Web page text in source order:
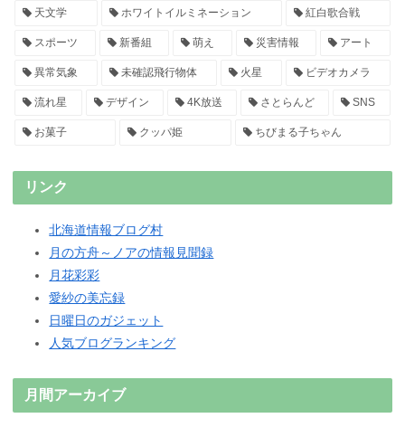
天文学 ホワイトイルミネーション 紅白歌合戦
スポーツ 新番組 萌え 災害情報 アート
異常気象 未確認飛行物体 火星 ビデオカメラ
流れ星 デザイン 4K放送 さとらんど SNS
お菓子 クッパ姫 ちびまる子ちゃん
リンク
北海道情報ブログ村
月の方舟～ノアの情報見聞録
月花彩彩
愛紗の美忘録
日曜日のガジェット
人気ブログランキング
月間アーカイブ